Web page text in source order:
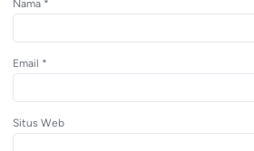
Nama *
Email *
Situs Web